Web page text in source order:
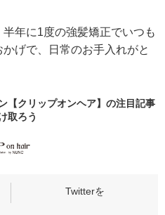
年に1度の強髪矯正でいつも
げで、日常のお手入れがと
【クリップオンヘア】の注目記事
取ろう